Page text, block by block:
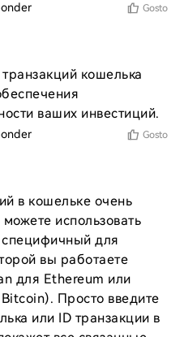
Gosto
кошелька
ваших инвестиций.
Gosto
в кошельке очень
использовать
для
вы работаете
для Ethereum или
Просто введите
или ID транзакции в